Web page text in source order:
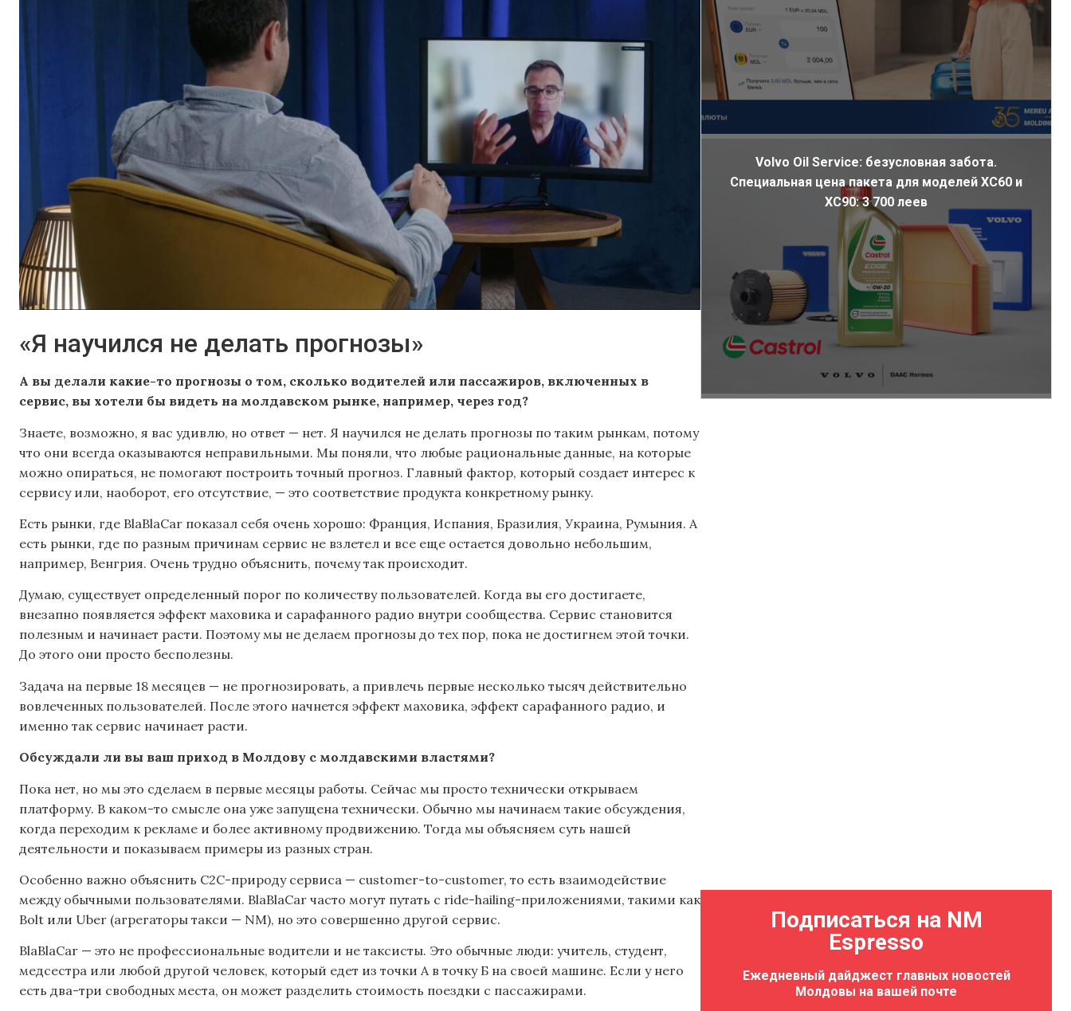
«Я научился не делать прогнозы»
А вы делали какие-то прогнозы о том, cколько водителей или пассажиров, включенных в
сервис, вы хотели бы видеть на молдавском рынке, например, через год?
Знаете, возможно, я вас удивлю, но ответ — нет. Я научился не делать прогнозы по таким рынкам, потому
что они всегда оказываются неправильными. Мы поняли, что любые рациональные данные, на которые
можно опираться, не помогают построить точный прогноз. Главный фактор, который создает интерес к
сервису или, наоборот, его отсутствие, — это соответствие продукта конкретному рынку.
Есть рынки, где BlaBlaCar показал себя очень хорошо: Франция, Испания, Бразилия, Украина, Румыния. А
есть рынки, где по разным причинам сервис не взлетел и все еще остается довольно небольшим,
например, Венгрия. Очень трудно объяснить, почему так происходит.
Думаю, существует определенный порог по количеству пользователей. Когда вы его достигаете,
внезапно появляется эффект маховика и сарафанного радио внутри сообщества. Сервис становится
полезным и начинает расти. Поэтому мы не делаем прогнозы до тех пор, пока не достигнем этой точки.
До этого они просто бесполезны.
Задача на первые 18 месяцев — не прогнозировать, а привлечь первые несколько тысяч действительно
вовлеченных пользователей. После этого начнется эффект маховика, эффект сарафанного радио, и
именно так сервис начинает расти.
Обсуждали ли вы ваш приход в Молдову с молдавскими властями?
Пока нет, но мы это сделаем в первые месяцы работы. Сейчас мы просто технически открываем
платформу. В каком-то смысле она уже запущена технически. Обычно мы начинаем такие обсуждения,
когда переходим к рекламе и более активному продвижению. Тогда мы объясняем суть нашей
деятельности и показываем примеры из разных стран.
Особенно важно объяснить C2C-природу сервиса — customer-to-customer, то есть взаимодействие
между обычными пользователями. BlaBlaCar часто могут путать с ride-hailing-приложениями, такими как
Bolt или Uber (агрегаторы такси — NM), но это совершенно другой сервис.
BlaBlaCar — это не профессиональные водители и не таксисты. Это обычные люди: учитель, студент,
медсестра или любой другой человек, который едет из точки А в точку Б на своей машине. Если у него
есть два-три свободных места, он может разделить стоимость поездки с пассажирами.
Volvo Oil Service: безусловная забота.
Специальная цена пакета для моделей XC60 и
XC90: 3 700 леев
Подписаться на NM
Espresso
Ежедневный дайджест главных новостей
Молдовы на вашей почте